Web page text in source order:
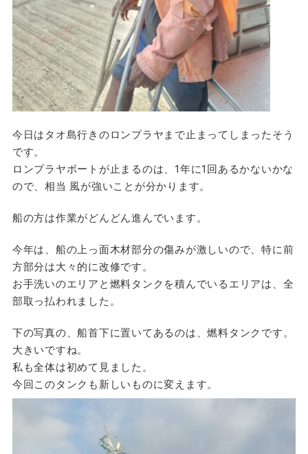
今日はタオ島行きのロンプラヤまで止まってしまったそう
です。
ロンプラヤボートが止まるのは、1年に1回あるかないかな
ので、相当 風が強いことが分かります。
船の方は作業がどんどん進んでいます。
今年は、船の上っ面木材部分の傷みが激しいので、特に前
方部分は大々的に改修です。
お手洗いのエリアと燃料タンクを積んでいるエリアは、全
部取っ払われました。
下の写真の、船首下に置いてあるのは、燃料タンクです。
大きいですね。
私も全体は初めて見ました。
今回このタンクも新しいものに変えます。